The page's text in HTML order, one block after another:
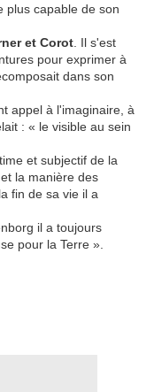
plus capable de son
et Corot . Il s'est
pour exprimer à
dans son
appel à l'imaginaire, à
: « le visible au sein
et subjectif de la
la manière des
fin de sa vie il a
il a toujours
pour la Terre ».